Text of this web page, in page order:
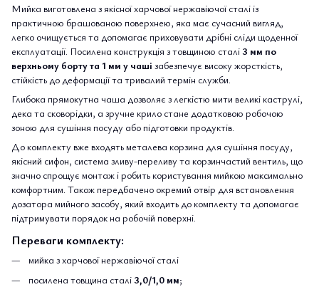
Мийка виготовлена з якісної харчової нержавіючої сталі із
практичною брашованою поверхнею, яка має сучасний вигляд,
легко очищується та допомагає приховувати дрібні сліди щоденної
експлуатації. Посилена конструкція з товщиною сталі3 мм по
верхньому борту та 1 мм у чаші забезпечує високу жорсткість,
стійкість до деформації та тривалий термін служби.
Глибока прямокутна чаша дозволяє з легкістю мити великі каструлі,
дека та сковорідки, а зручне крило стане додатковою робочою
зоною для сушіння посуду або підготовки продуктів.
До комплекту вже входять металева корзина для сушіння посуду,
якісний сифон, система зливу-переливу та корзинчастий вентиль, що
значно спрощує монтаж і робить користування мийкою максимально
комфортним. Також передбачено окремий отвір для встановлення
дозатора мийного засобу, який входить до комплекту та допомагає
підтримувати порядок на робочій поверхні.
Переваги комплекту:
мийка з харчової нержавіючої сталі
посилена товщина сталі3,0/1,0 мм;